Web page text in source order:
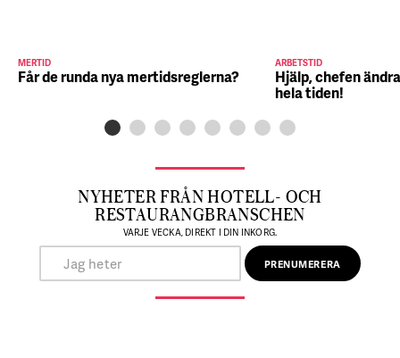
MERTID
Får de runda nya mertidsreglerna?
ARBETSTID
Hjälp, chefen
hela tiden!
NYHETER FRÅN HOTELL- OCH
RESTAURANGBRANSCHEN
VARJE VECKA, DIREKT I DIN INKORG.